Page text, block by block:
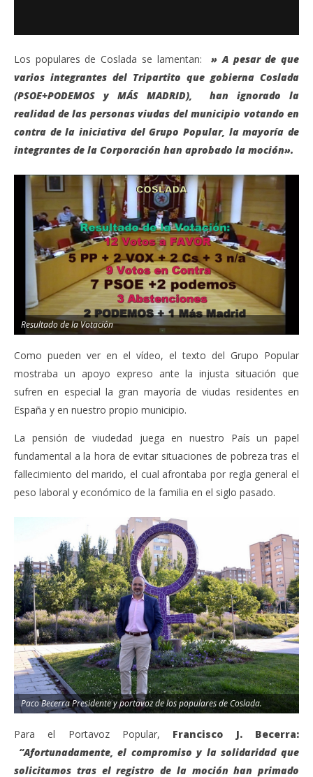
Los populares de Coslada se lamentan:
» A pesar de que
varios integrantes del Tripartito que gobierna Coslada
(PSOE+PODEMOS y MÁS MADRID), han ignorado la
realidad de las personas viudas del municipio votando en
contra de la iniciativa del Grupo Popular, la mayoría de
integrantes de la Corporación han aprobado la moción».
Resultado de la Votación
Como pueden ver en el vídeo, el texto del Grupo Popular
mostraba un apoyo expreso ante la injusta situación que
sufren en especial la gran mayoría de viudas residentes en
España y en nuestro propio municipio.
La pensión de viudedad juega en nuestro País un papel
fundamental a la hora de evitar situaciones de pobreza tras el
fallecimiento del marido, el cual afrontaba por regla general el
peso laboral y económico de la familia en el siglo pasado.
Paco Becerra Presidente y portavoz de los populares de Coslada.
Para el Portavoz Popular, Francisco J. Becerra:
“Afortunadamente, el compromiso y la solidaridad que
solicitamos tras el registro de la moción han primado